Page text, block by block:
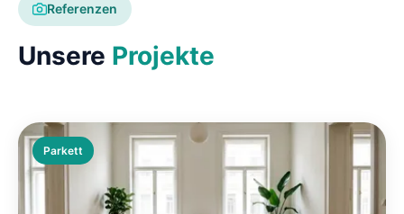
Referenzen
Unsere Projekte
Parkett